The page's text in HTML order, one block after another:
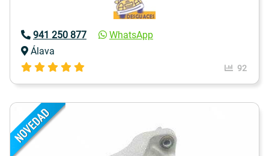
941 250 877
WhatsApp
Álava
92